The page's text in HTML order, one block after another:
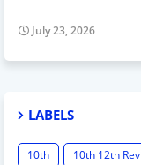
July 23, 2026
LABELS
10th
10th 12th